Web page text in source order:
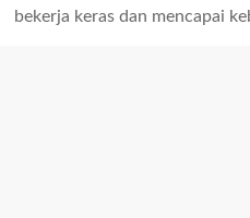
bekerja keras dan mencapai